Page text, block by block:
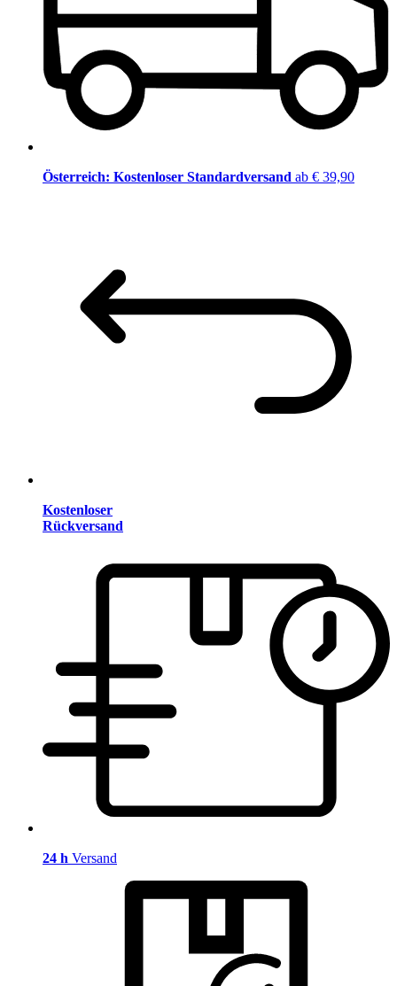
Österreich: Kostenloser Standardversand ab € 39,90
Kostenloser
Rückversand
24 h Versand